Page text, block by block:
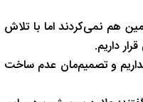
هم نمی‌کردند اما با تلاش
داریم.
هسته‌ای نداریم و تصمیم‌مان عدم ساخت